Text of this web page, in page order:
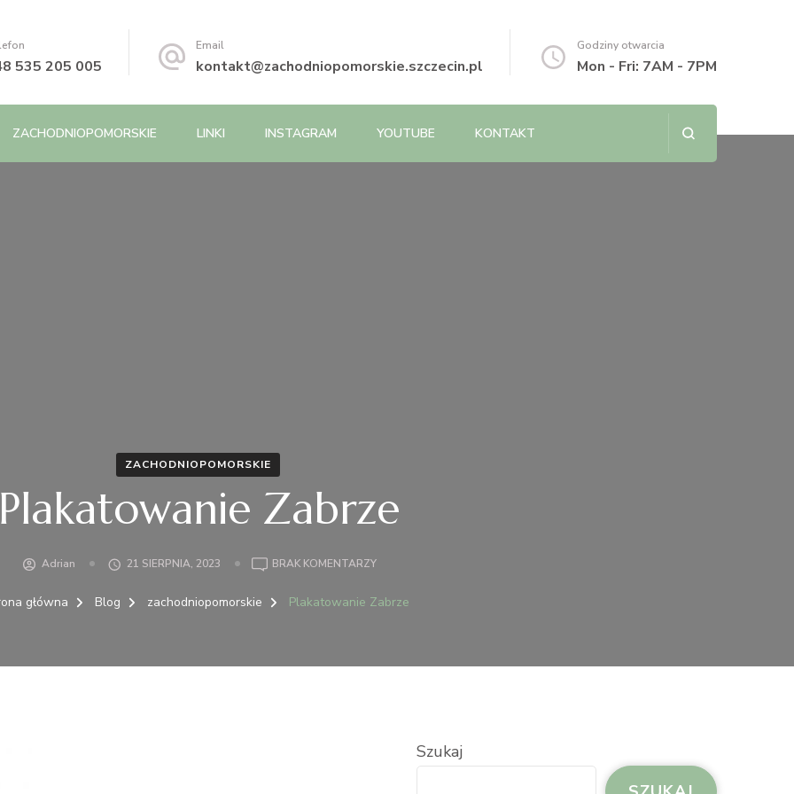
535 205 005
Email
kontakt@zachodniopomorskie.szczecin.pl
Godziny otwarcia
Mon - Fri: 7AM - 7PM
ZACHODNIOPOMORSKIE LINKI INSTAGRAM YOUTUBE KONTAKT
ZACHODNIOPOMORSKIE
Zabrze
Adrian 21 SIERPNIA, 2023 BRAK KOMENTARZYDO
ZABRZE
główna Blog zachodniopomorskie Plakatowanie Zabrze
Szukaj